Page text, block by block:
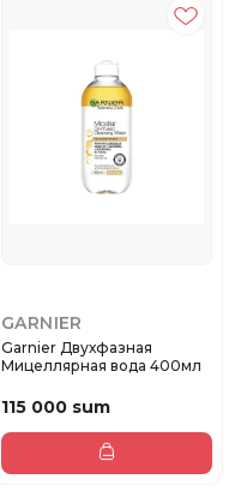
GARNIER
Garnier Двухфазная
Мицеллярная вода 400мл
115 000 sum